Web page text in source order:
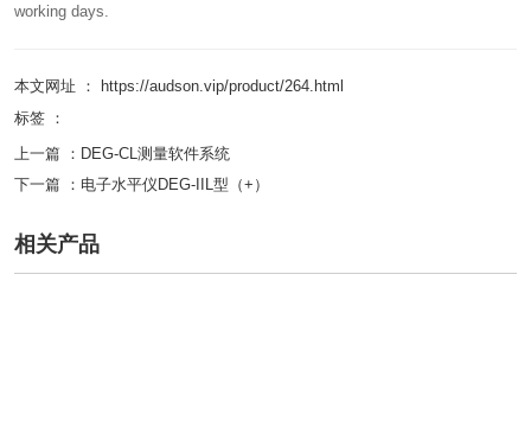
working days.
本文网址 ： https://audson.vip/product/264.html
标签 ：
上一篇 ： DEG-CL测量软件系统
下一篇 ： 电子水平仪DEG-IIL型（+）
相关产品